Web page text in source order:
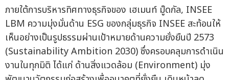
ภายใต้การบริหารทิศทางธุรกิจของ เฮเมนท์ มู๊ดกัล, INSEE
LBM ความมุ่งมั่นด้าน ESG ของกลุ่มธุรกิจ INSEE สะท้อนให้
เห็นอย่างเป็นรูปธรรมผ่านเป้าหมายด้านความยั่งยืนปี 2573
(Sustainability Ambition 2030) ซึ่งครอบคลุมการดำเนิน
งานในทุกมิติ ได้แก่ ด้านสิ่งแวดล้อม (Environment) มุ่ง